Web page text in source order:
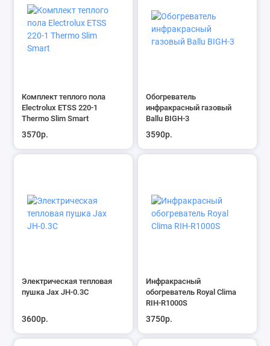
Комплект теплого пола
Electrolux ETSS 220-1
Thermo Slim Smart
3570р.
Обогреватель
инфракрасный газовый
Ballu BIGH-3
3590р.
Электрическая тепловая
пушка Jax JH-0.3С
3600р.
Инфракрасный
обогреватель Royal Clima
RIH-R1000S
3750р.